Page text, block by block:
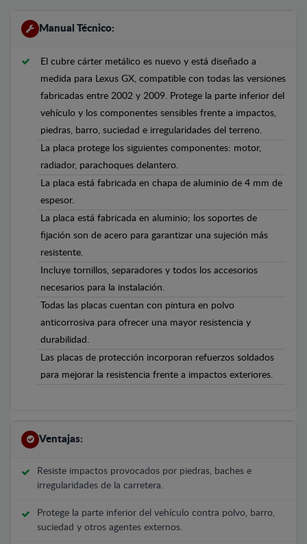
Manual Técnico:
El cubre cárter metálico es nuevo y está diseñado a
medida para Lexus GX, compatible con todas las versiones
fabricadas entre 2002 y 2009. Protege la parte inferior del
vehículo y los componentes sensibles frente a impactos,
piedras, barro, suciedad e irregularidades del terreno.
La placa protege los siguientes componentes: motor,
radiador, parachoques delantero.
La placa está fabricada en chapa de aluminio de 4 mm de
espesor.
La placa está fabricada en aluminio; los soportes de
fijación son de acero para garantizar una sujeción más
resistente.
Incluye tornillos, separadores y todos los accesorios
necesarios para la instalación.
Todas las placas cuentan con pintura en polvo
anticorrosiva para ofrecer una mayor resistencia y
durabilidad.
Las placas de protección incorporan refuerzos soldados
para mejorar la resistencia frente a impactos exteriores.
Ventajas:
Resiste impactos provocados por piedras, baches e
irregularidades de la carretera.
Protege la parte inferior del vehículo contra polvo, barro,
suciedad y otros agentes externos.